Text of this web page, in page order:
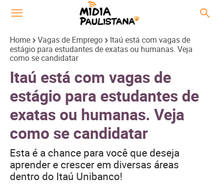
Home Vagas de Emprego
Itaú está com vagas de
estágio para estudantes de exatas ou humanas. Veja
como se candidatar
Itaú está com vagas de
estágio para estudantes de
exatas ou humanas. Veja
como se candidatar
Esta é a chance para você que deseja
aprender e crescer em diversas áreas
dentro do Itaú Unibanco!